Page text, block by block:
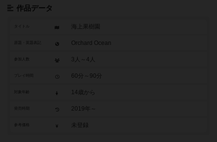
作品データ
タイトル 海上果樹園
Orchard Ocean
参加人数 3人～4人
60分～90分
14歳から
2019年～
参考価格 未登録